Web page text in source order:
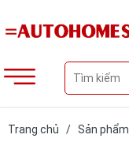
Trang chủ / Sản phẩm